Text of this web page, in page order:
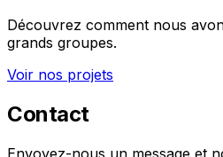
Découvrez comment nous
grands groupes.
Voir nos projets
Contact
Envoyez-nous un message et